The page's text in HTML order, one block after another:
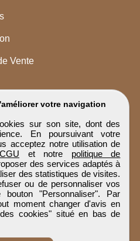
votre navigation
sur son site, dont des
En poursuivant votre
acceptez notre utilisation de
et notre politique de
des services adaptés à
des statistiques de visites.
ou de personnaliser vos
"Personnaliser". Par
moment changer d'avis en
cookies" situé en bas de
Vente